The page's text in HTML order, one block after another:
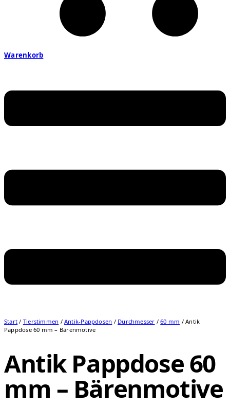
Warenkorb
Start / Tierstimmen / Antik-Pappdosen / Durchmesser /60 mm / Antik
Pappdose 60 mm – Bärenmotive
Antik Pappdose 60
mm – Bärenmotive